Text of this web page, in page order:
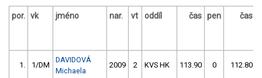
por. vk jméno nar. vt oddíl čas pen čas
1. 1/DM
DAVIDOVÁ
Michaela
2009 2 KVS HK 113.90 0 112.80